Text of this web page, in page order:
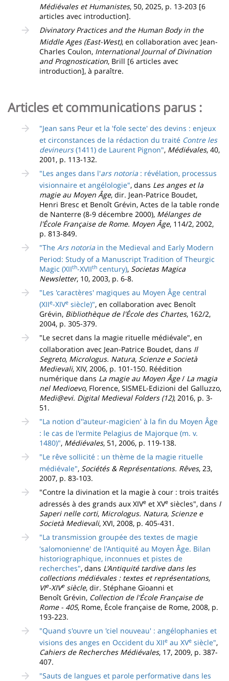
Médiévales et Humanistes, 50, 2025, p. 13-203 [6
articles avec introduction].
Divinatory Practices and the Human Body in the
Middle Ages (East-West), en collaboration avec Jean-
Charles Coulon, International Journal of Divination
and Prognostication, Brill [6 articles avec
introduction], à paraître.
Articles et communications parus :
"Jean sans Peur et la 'fole secte' des devins : enjeux
et circonstances de la rédaction du traité Contre les
devineurs(1411) de Laurent Pignon", Médiévales, 40,
2001, p. 113-132.
"Les anges dans l'ars notoria : révélation, processus
visionnaire et angélologie", dans Les anges et la
magie au Moyen Âge, dir. Jean-Patrice Boudet,
Henri Bresc et Benoît Grévin, Actes de la table ronde
de Nanterre (8-9 décembre 2000), Mélanges de
l'École Française de Rome. Moyen Âge, 114/2, 2002,
p. 813-849.
"The Ars notoria in the Medieval and Early Modern
Period: Study of a Manuscript Tradition of Theurgic
Magic (XIIth-XVIIth century), Societas Magica
Newsletter, 10, 2003, p. 6-8.
"Les 'caractères' magiques au Moyen Âge central
(XIIe-XIVe siècle)", en collaboration avec Benoît
Grévin, Bibliothèque de l'École des Chartes, 162/2,
2004, p. 305-379.
"Le secret dans la magie rituelle médiévale", en
collaboration avec Jean-Patrice Boudet, dans Il
Segreto, Micrologus. Natura, Scienze e Società
Medievali, XIV, 2006, p. 101-150. Réédition
numérique dans La magie au Moyen Âge/ La magia
nel Medioevo, Florence, SISMEL-Edizioni del Galluzzo,
Medi@evi. Digital Medieval Folders (12), 2016, p. 3-
51.
"La notion d''auteur-magicien' à la fin du Moyen Âge
: le cas de l'ermite Pelagius de Majorque (m. v.
1480)", Médiévales, 51, 2006, p. 119-138.
"Le rêve sollicité : un thème de la magie rituelle
médiévale", Sociétés & Représentations. Rêves, 23,
2007, p. 83-103.
"Contre la divination et la magie à cour : trois traités
adressés à des grands aux XIVe et XVe siècles", dans I
Saperi nelle corti, Micrologus. Natura, Scienze e
Società Medievali, XVI, 2008, p. 405-431.
"La transmission groupée des textes de magie
'salomonienne' de l'Antiquité au Moyen Âge. Bilan
historiographique, inconnues et pistes de
recherches", dans L'Antiquité tardive dans les
collections médiévales : textes et représentations,
VIe-XIVesiècle, dir. Stéphane Gioanni et
Benoît Grévin, Collection de l'École Française de
Rome - 405, Rome, École française de Rome, 2008, p.
193-223.
"Quand s'ouvre un 'ciel nouveau' : angélophanies et
visions des anges en Occident du XIIe au XVe siècle",
Cahiers de Recherches Médiévales, 17, 2009, p. 387-
407.
"Sauts de langues et parole performative dans les